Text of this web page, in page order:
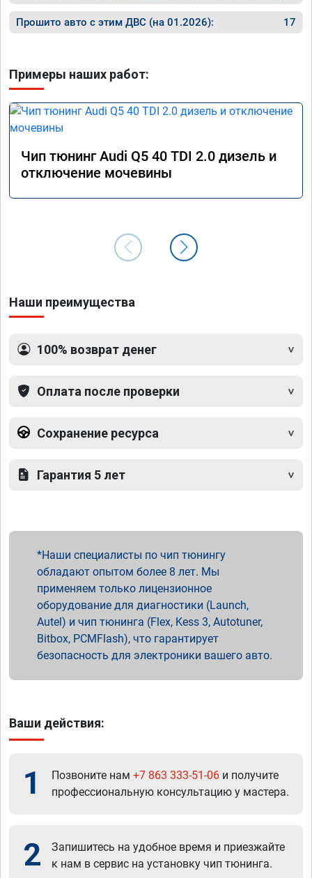
Прошито авто с этим ДВС (на 01.2026): 17
Примеры наших работ:
Чип тюнинг Audi Q5 40 TDI 2.0 дизель и
отключение мочевины
Наши преимущества
100% возврат денег
Оплата после проверки
Сохранение ресурса
Гарантия 5 лет
Наши специалисты по чип тюнингу
обладают опытом более 8 лет. Мы
применяем только лицензионное
оборудование для диагностики (Launch,
Autel) и чип тюнинга (Flex, Kess 3, Autotuner,
Bitbox, PCMFlash), что гарантирует
безопасность для электроники вашего авто.
Ваши действия:
1 Позвоните нам +7 863 333-51-06 и получите
профессиональную консультацию у мастера.
2
Запишитесь на удобное время и приезжайте
к нам в сервис на установку чип тюнинга.